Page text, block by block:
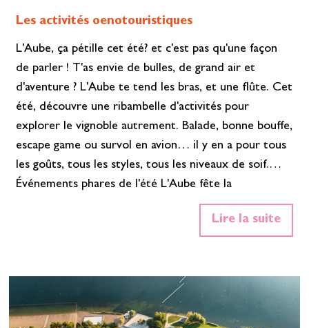
Les activités oenotouristiques
L'Aube, ça pétille cet été? et c'est pas qu'une façon
de parler ! T'as envie de bulles, de grand air et
d'aventure ? L'Aube te tend les bras, et une flûte. Cet
été, découvre une ribambelle d'activités pour
explorer le vignoble autrement. Balade, bonne bouffe,
escape game ou survol en avion… il y en a pour tous
les goûts, tous les styles, tous les niveaux de soif.
Événements phares de l'été L'Aube fête la
Champagne ! Le territoire célèbre son vignoble à
travers une multitude d'activités et d'événements
Lire la suite